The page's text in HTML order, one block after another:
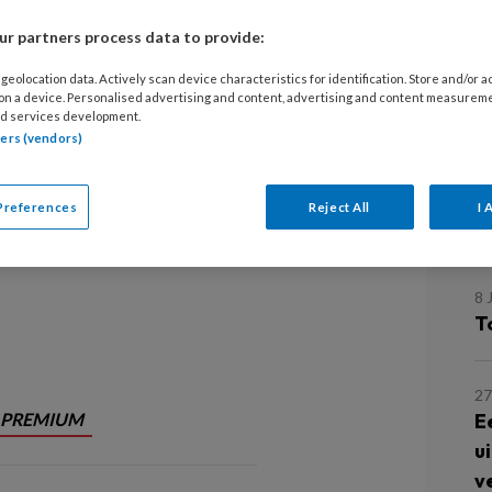
sturm Stefan van Rooijen
deze
aan het welbevinden van de
Studenten van het Fontys
& Technologie zochten het
PREMIUM
8
partners process data to provide:
data. Actively scan device characteristics for identification. Store and/or
a device. Personalised advertising and content, advertising and content
services development.
(vendors)
Reject All I